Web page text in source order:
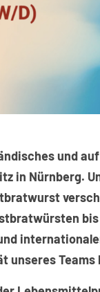
und
in Nürnberg.
unseres